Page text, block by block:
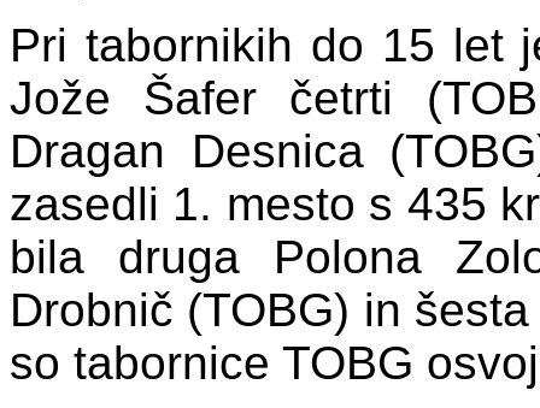
Pri tabornikih do 15 let
Jože Šafer četrti
Dragan Desnica
zasedli 1. mesto s 435
bila druga Polona
Drobnič (TOBG) in
so tabornice TOBG